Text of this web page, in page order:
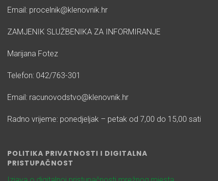
Email: procelnik@klenovnik.hr
ZAMJENIK SLUŽBENIKA ZA INFORMIRANJE
Marijana Fotez
Telefon: 042/763-301
Email: racunovodstvo@klenovnik.hr
Radno vrijeme: ponedjeljak – petak od 7,00 do 15,00 sati
POLITIKA PRIVATNOSTI I DIGITALNA
PRISTUPAČNOST